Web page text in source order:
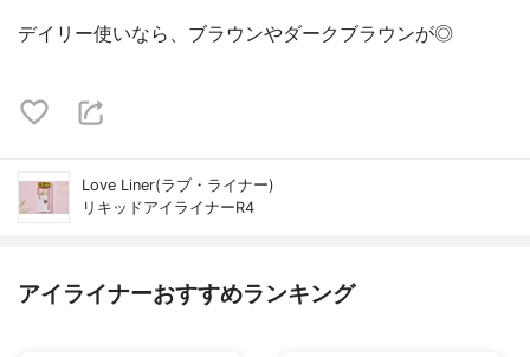
デイリー使いなら、ブラウンやダークブラウンが◎
Love Liner(ラブ・ライナー)
リキッドアイライナーR4
アイライナーおすすめランキング